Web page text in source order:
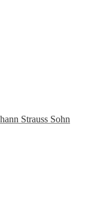
Strauss Sohn